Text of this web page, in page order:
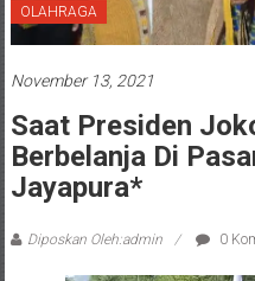
OLAHRAGA
November 13, 2021
Saat Presiden
Berbelanja Di
Jayapura*
Diposkan Oleh:admin 0